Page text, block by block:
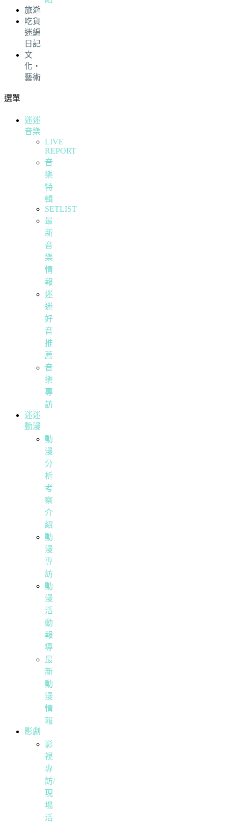
旅遊
吃貨
迷編
日記
文
化・
藝術
選單
迷迷
音樂
LIVE
REPORT
音
樂
特
輯
SETLIST
最
新
音
樂
情
報
迷
迷
好
音
推
薦
音
樂
專
訪
迷迷
動漫
動
漫
分
析
考
察
介
紹
動
漫
專
訪
動
漫
活
動
報
導
最
新
動
漫
情
報
影劇
影
視
專
訪/
現
場
活